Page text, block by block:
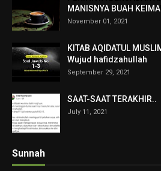
MANISNYA BUAH
November 01, 2021
KITAB AQIDATUL
Wujud hafidzahullah
September 29, 2021
SAAT-SAAT TERAKHIR..
July 11, 2021
Sunnah